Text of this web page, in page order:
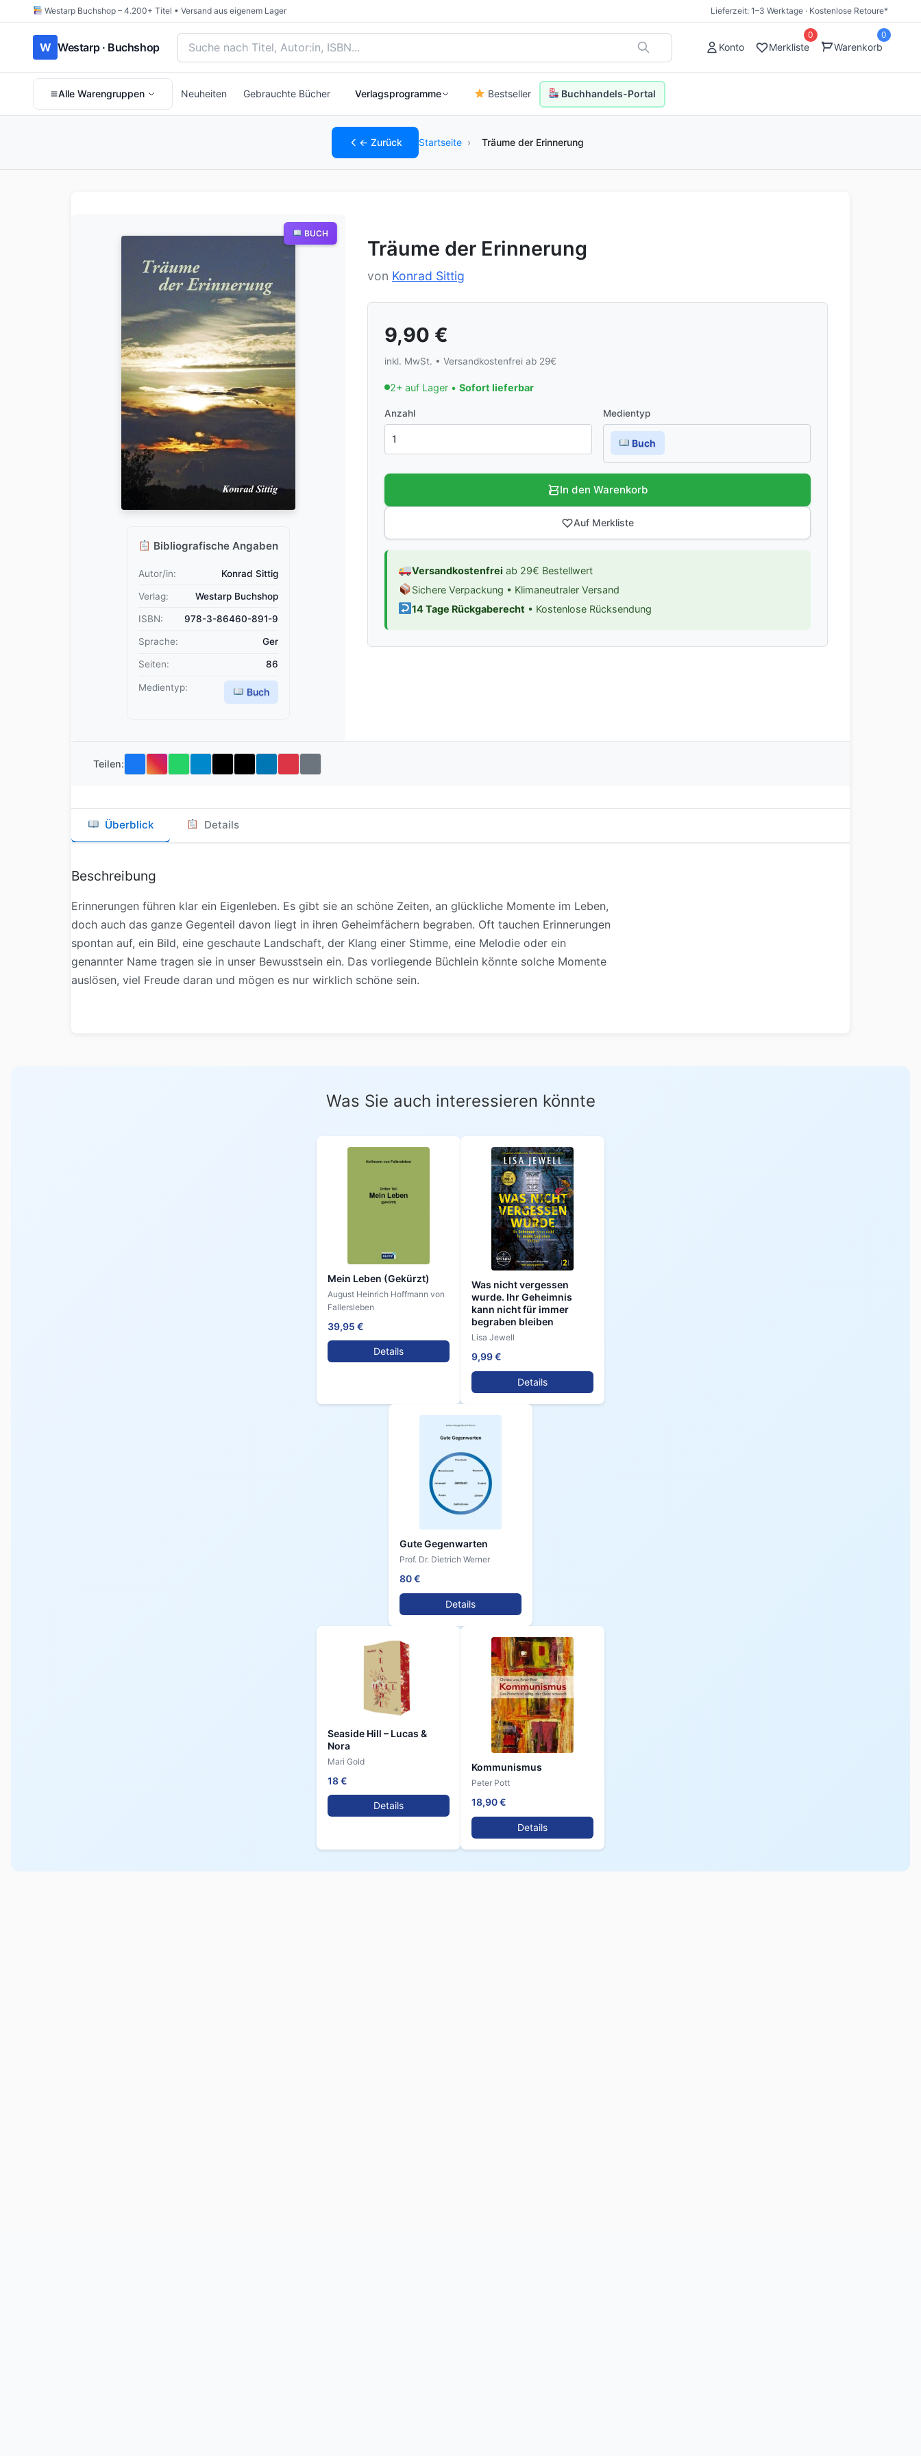
Westarp Buchshop – 4.200+ Titel • Versand aus eigenem Lager Lieferzeit: 1–3 Werktage · Kostenlose Retoure*
W Westarp · Buchshop Bücher suchen nach Titel, Autor:in oder ISBN Konto Merkliste
0
Warenkorb
0
Alle Warengruppen Neuheiten Gebrauchte Bücher Verlagsprogramme Bestseller Buchhandels-Portal
← Zurück Startseite › Träume der Erinnerung
Bibliografische Angaben
Autor/in: Konrad Sittig
Verlag: Westarp Buchshop
ISBN: 978-3-86460-891-9
Sprache: Ger
Seiten: 86
Medientyp: Buch
BUCH
Träume der Erinnerung
von Konrad Sittig
9,90 €
inkl. MwSt. • Versandkostenfrei ab 29€
2+ auf Lager • Sofort lieferbar
Anzahl Medientyp
Buch
In den Warenkorb
Auf Merkliste
Versandkostenfrei ab 29€ Bestellwert
Sichere Verpackung • Klimaneutraler Versand
14 Tage Rückgaberecht • Kostenlose Rücksendung
Teilen:
Überblick Details
Beschreibung
Erinnerungen führen klar ein Eigenleben. Es gibt sie an schöne Zeiten, an glückliche Momente im Leben,
doch auch das ganze Gegenteil davon liegt in ihren Geheimfächern begraben. Oft tauchen Erinnerungen
spontan auf, ein Bild, eine geschaute Landschaft, der Klang einer Stimme, eine Melodie oder ein
genannter Name tragen sie in unser Bewusstsein ein. Das vorliegende Büchlein könnte solche Momente
auslösen, viel Freude daran und mögen es nur wirklich schöne sein.
Was Sie auch interessieren könnte
Mein Leben (Gekürzt)
August Heinrich Hoffmann von
Fallersleben
39,95 €
Details
Was nicht vergessen
wurde. Ihr Geheimnis
kann nicht für immer
begraben bleiben
Lisa Jewell
9,99 €
Details
Gute Gegenwarten
Prof. Dr. Dietrich Werner
80 €
Details
Seaside Hill – Lucas &
Nora
Mari Gold
18 €
Details
Kommunismus
Peter Pott
18,90 €
Details